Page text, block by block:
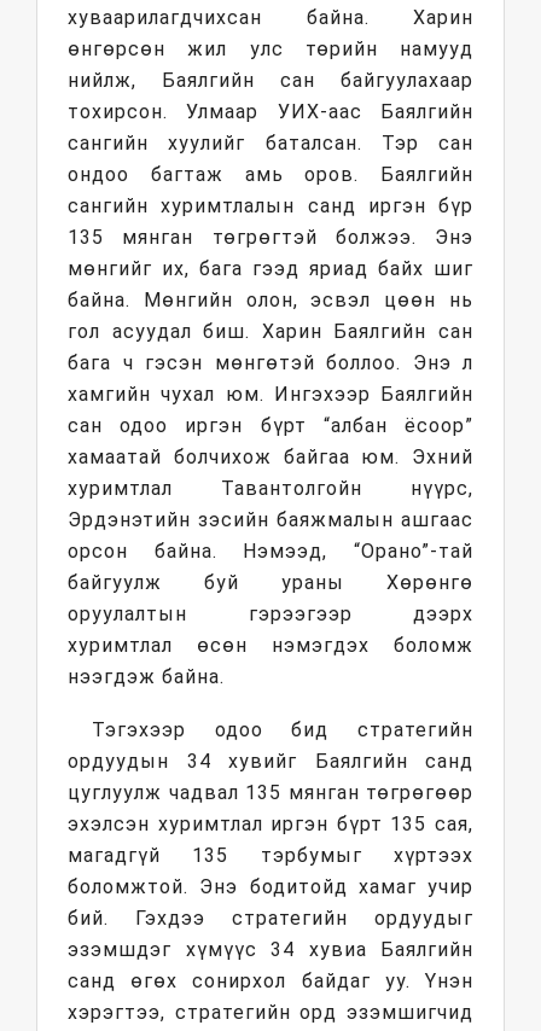
хуваарилагдчихсан байна. Харин
өнгөрсөн жил улс төрийн намууд
нийлж, Баялгийн сан байгуулахаар
тохирсон. Улмаар УИХ-аас Баялгийн
сангийн хуулийг баталсан. Тэр сан
ондоо багтаж амь оров. Баялгийн
сангийн хуримтлалын санд иргэн бүр
135 мянган төгрөгтэй болжээ. Энэ
мөнгийг их, бага гээд яриад байх шиг
байна. Мөнгийн олон, эсвэл цөөн нь
гол асуудал биш. Харин Баялгийн сан
бага ч гэсэн мөнгөтэй боллоо. Энэ л
хамгийн чухал юм. Ингэхээр Баялгийн
сан одоо иргэн бүрт “албан ёсоор”
хамаатай болчихож байгаа юм. Эхний
хуримтлал Тавантолгойн нүүрс,
Эрдэнэтийн зэсийн баяжмалын ашгаас
орсон байна. Нэмээд, “Орано”-тай
байгуулж буй ураны Хөрөнгө
оруулалтын гэрээгээр дээрх
хуримтлал өсөн нэмэгдэх боломж
нээгдэж байна.
Тэгэхээр одоо бид стратегийн
ордуудын 34 хувийг Баялгийн санд
цуглуулж чадвал 135 мянган төгрөгөөр
эхэлсэн хуримтлал иргэн бүрт 135 сая,
магадгүй 135 тэрбумыг хүртээх
боломжтой. Энэ бодитойд хамаг учир
бий. Гэхдээ стратегийн ордуудыг
эзэмшдэг хүмүүс 34 хувиа Баялгийн
санд өгөх сонирхол байдаг уу. Үнэн
хэрэгтээ, стратегийн орд эзэмшигчид